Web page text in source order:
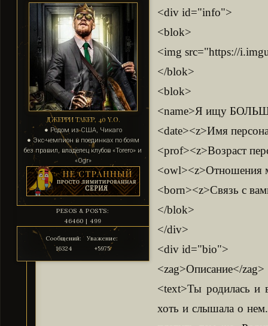
ДЖЕРРИ ТАКЕР, 40 Y.O.
● Родом из США, Чикаго
● Экс-чемпион в поединках по боям
без правил, владелец клубов «Torero» и
«Ogr»
PESOS & POSTS:
46460 | 499
Сообщений:
16324
Уважение:
+5975
<div id="info">
<blok>
<img src="https://
</blok>
<blok>
<name>Я ищу
<date><z>Имя
<prof><z>Возраст
<owl><z>Отношения
<born><z>Связь с
</blok>
</div>
<div id="bio">
<zag>Описание</zag>
<text>Ты родилась и
хоть и слышала о